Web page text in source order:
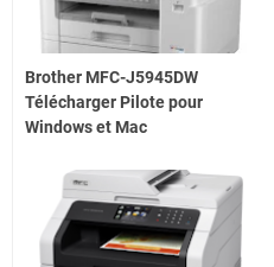
Brother MFC-J5945DW
Télécharger Pilote pour
Windows et Mac